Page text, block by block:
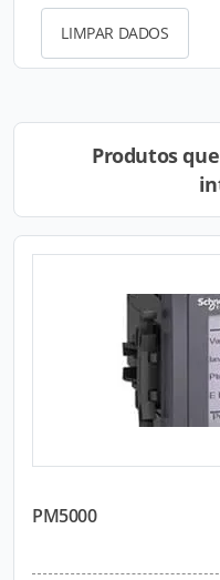
LIMPAR DADOS
Produtos
PM5000